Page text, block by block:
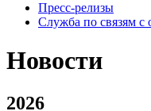
Пресс-релизы
Служба по связям с
Новости
2026